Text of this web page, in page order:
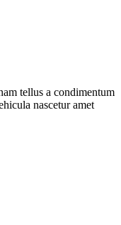
tellus a condimentum
nascetur amet